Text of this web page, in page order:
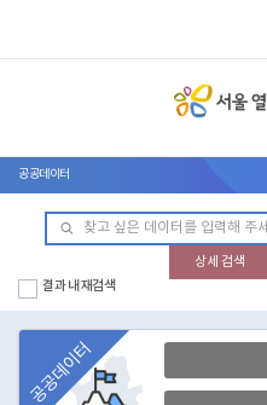
공공데이터
상세 검색
결과 내 재검색
공공데이터